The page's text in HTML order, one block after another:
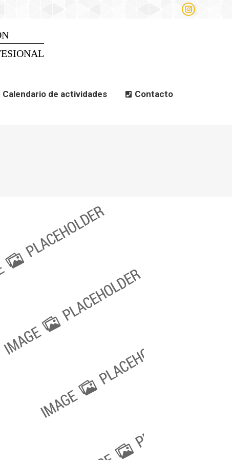
Instagram
Calendario de actividades Contacto